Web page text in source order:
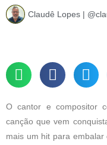
Claudê Lopes |
O cantor e compositor
canção que vem
mais um hit para embalar